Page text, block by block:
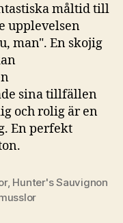
måltid till
upplevelsen
man". En skojig
sina tillfällen
och rolig är en
En perfekt
, Hunter's Sauvignon